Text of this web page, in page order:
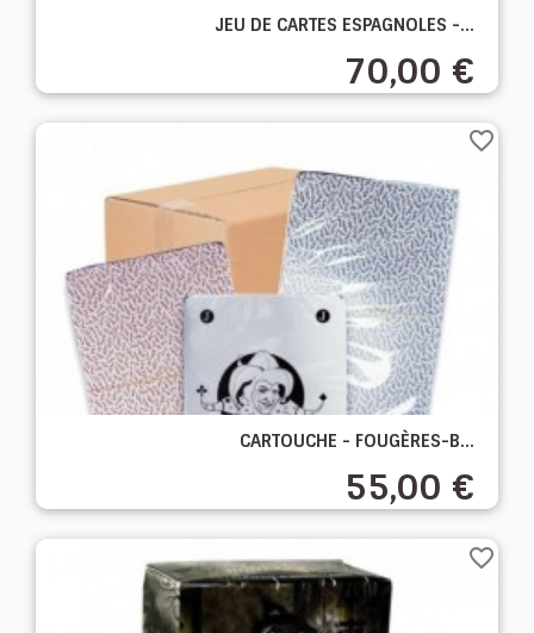
JEU DE CARTES ESPAGNOLES -...
70,00 €
CARTOUCHE - FOUGÈRES-B...
55,00 €
favorite_border
favorite_border